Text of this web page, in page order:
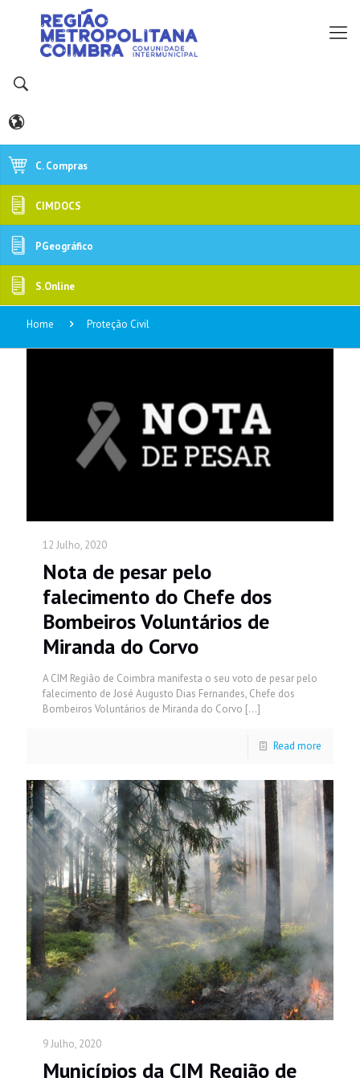
C. Compras
CIMDOCS
PGeográfico
S.Online
Home Proteção Civil
12 Julho, 2020
Nota de pesar pelo
falecimento do Chefe dos
Bombeiros Voluntários de
Miranda do Corvo
A CIM Região de Coimbra manifesta o seu voto de pesar pelo
falecimento de José Augusto Dias Fernandes, Chefe dos
Bombeiros Voluntários de Miranda do Corvo […]
Read more
9 Julho, 2020
Municípios da CIM Região de